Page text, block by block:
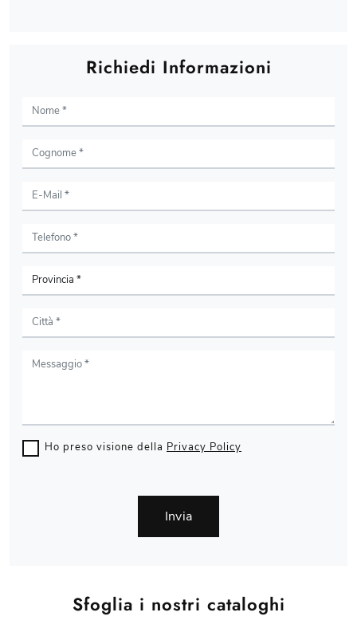
Sfoglia i nostri cataloghi
Richiedi Informazioni
Ho preso visione della Privacy Policy
Invia